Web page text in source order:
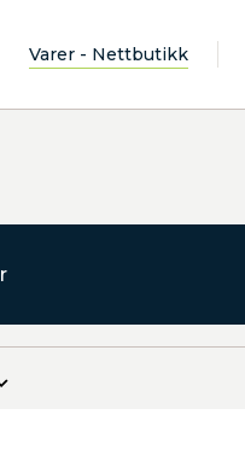
Varer - Nettbutikk